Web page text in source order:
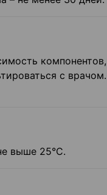
с врачом.
выше 25°С.